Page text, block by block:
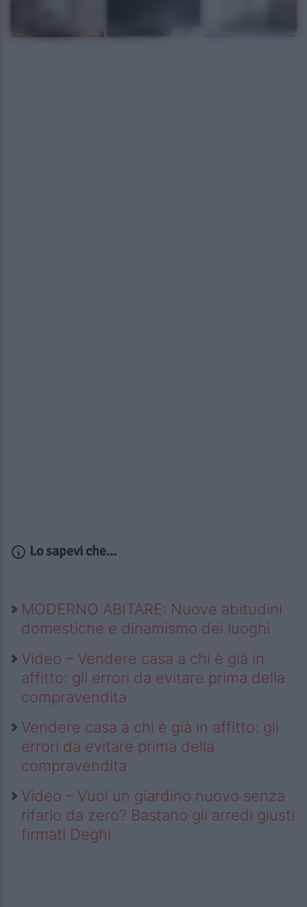
Lo sapevi che...
MODERNO ABITARE: Nuove abitudini
domestiche e dinamismo dei luoghi
Video – Vendere casa a chi è già in
affitto: gli errori da evitare prima della
compravendita
Vendere casa a chi è già in affitto: gli
errori da evitare prima della
compravendita
Video – Vuoi un giardino nuovo senza
rifarlo da zero? Bastano gli arredi giusti
firmati Deghi